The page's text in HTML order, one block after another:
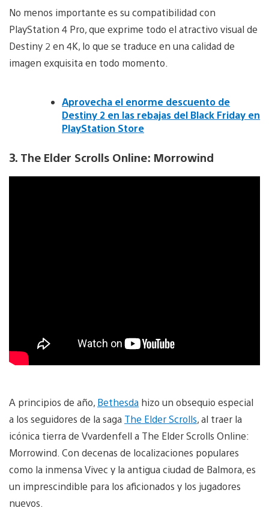
No menos importante es su compatibilidad con
PlayStation 4 Pro, que exprime todo el atractivo visual de
Destiny 2 en 4K, lo que se traduce en una calidad de
imagen exquisita en todo momento.
Aprovecha el enorme descuento de
Destiny 2 en las rebajas del Black Friday en
PlayStation Store
3. The Elder Scrolls Online: Morrowind
A principios de año, Bethesda hizo un obsequio especial
a los seguidores de la saga The Elder Scrolls, al traer la
icónica tierra de Vvardenfell a The Elder Scrolls Online:
Morrowind. Con decenas de localizaciones populares
como la inmensa Vivec y la antigua ciudad de Balmora, es
un imprescindible para los aficionados y los jugadores
nuevos.